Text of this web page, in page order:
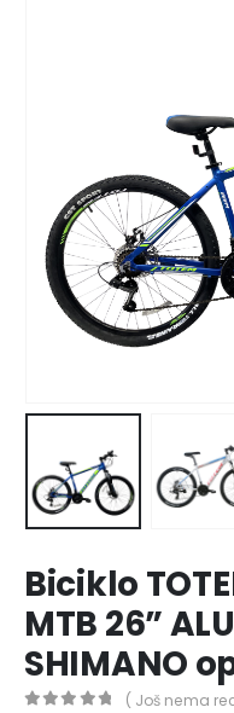
Biciklo
MTB 26”
SHIMANO
( Još nema